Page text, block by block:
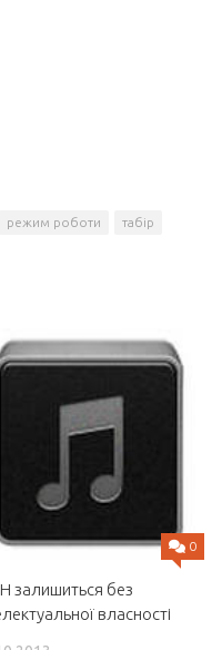
режим роботи табір
0
залишиться без
власності